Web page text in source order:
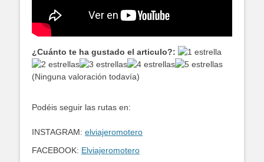
¿Cuánto te ha gustado el articulo?:
(Ninguna valoración todavía)
Podéis seguir las rutas en:
INSTAGRAM: elviajeromotero
FACEBOOK: Elviajeromotero